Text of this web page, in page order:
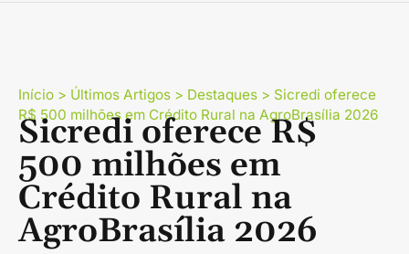
Início > Últimos Artigos > Destaques > Sicredi oferece
R$ 500 milhões em Crédito Rural na AgroBrasília 2026
Sicredi oferece R$
500 milhões em
Crédito Rural na
AgroBrasília 2026